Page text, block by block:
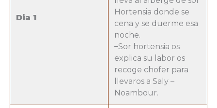
Dia 1
Hortensia donde se
cena y se duerme esa
noche.
–Sor hortensia os
explica su labor os
recoge chofer para
llevaros a Saly –
Noambour.